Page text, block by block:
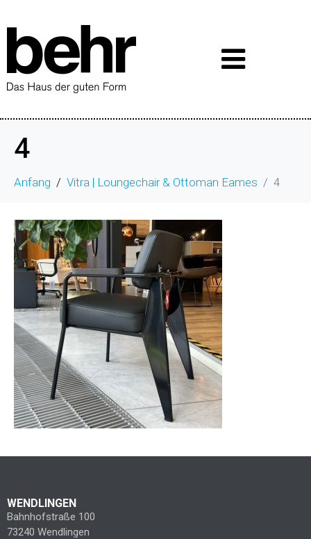
4
Anfang Vitra | Loungechair & Ottoman Eames 4
WENDLINGEN
Bahnhofstraße 100
73240 Wendlingen